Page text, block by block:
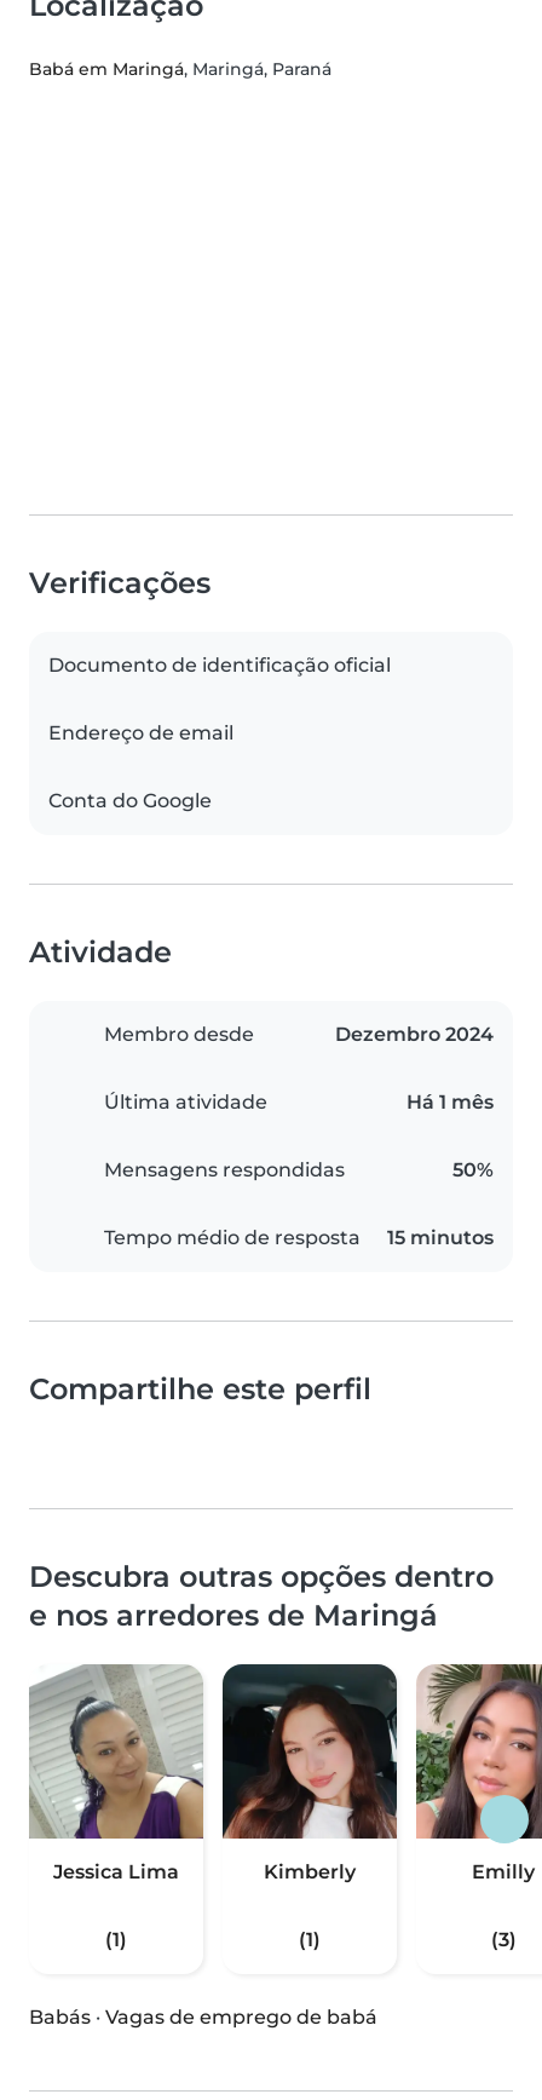
Babá em Maringá, Maringá, Paraná
Verificações
Documento de identificação oficial
Endereço de email
Conta do Google
Atividade
Membro desde Dezembro 2024
Última atividade Há 1 mês
Mensagens respondidas 50%
Tempo médio de resposta 15 minutos
Compartilhe este perfil
Descubra outras opções dentro
e nos arredores de Maringá
Jessica Lima
(1)
Kimberly
(1)
Emilly
(3)
Babás · Vagas de emprego de babá